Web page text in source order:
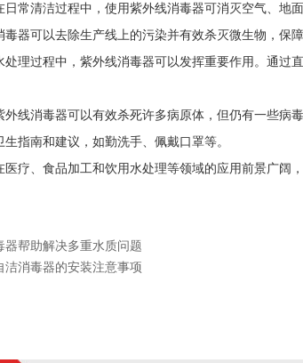
常清洁过程中，使用紫外线消毒器可消灭空气、地
器可以去除生产线上的污染并有效杀灭微生物，保
处理过程中，紫外线消毒器可以发挥重要作用。通过
外线消毒器可以有效杀死许多病原体，但仍有一些病
指南和建议，如勤洗手、佩戴口罩等。
疗、食品加工和饮用水处理等领域的应用前景广阔
器帮助解决多重水质问题
洁消毒器的安装注意事项